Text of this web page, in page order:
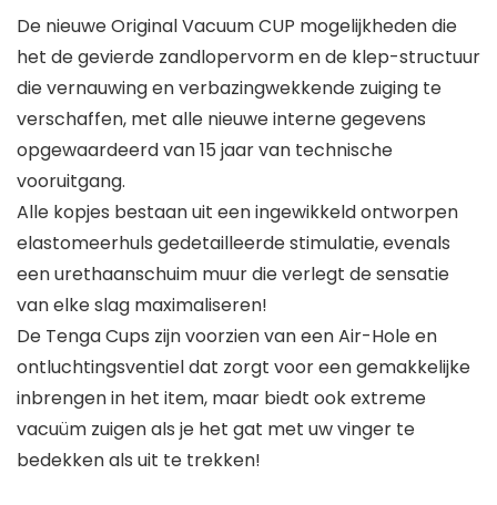
De nieuwe Original Vacuum CUP mogelijkheden die
het de gevierde zandlopervorm en de klep-structuur
die vernauwing en verbazingwekkende zuiging te
verschaffen, met alle nieuwe interne gegevens
opgewaardeerd van 15 jaar van technische
vooruitgang.
Alle kopjes bestaan ​​uit een ingewikkeld ontworpen
elastomeerhuls gedetailleerde stimulatie, evenals
een urethaanschuim muur die verlegt de sensatie
van elke slag maximaliseren!
De Tenga Cups zijn voorzien van een Air-Hole en
ontluchtingsventiel dat zorgt voor een gemakkelijke
inbrengen in het item, maar biedt ook extreme
vacuüm zuigen als je het gat met uw vinger te
bedekken als uit te trekken!